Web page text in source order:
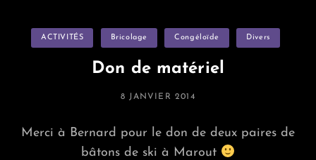
Categories
ACTIVITÉS Bricolage Congéloïde Divers
Don de matériel
POSTED
8 JANVIER 2014
Merci à Bernard pour le don de deux paires de
bâtons de ski à Marout